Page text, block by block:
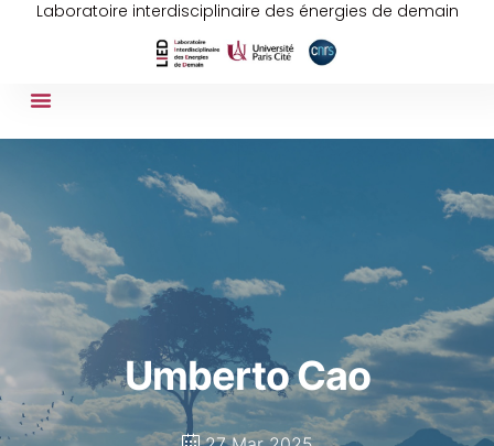
Laboratoire interdisciplinaire des énergies de demain
Umberto Cao